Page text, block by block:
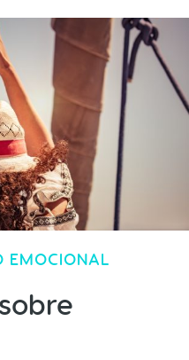
EMOCIONAL